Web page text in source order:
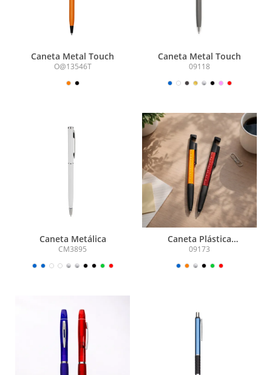
Caneta Metal Touch
O@13546T
Caneta Metal Touch
09118
Caneta Metálica
CM3895
Caneta Plástica
Multifunções
09173